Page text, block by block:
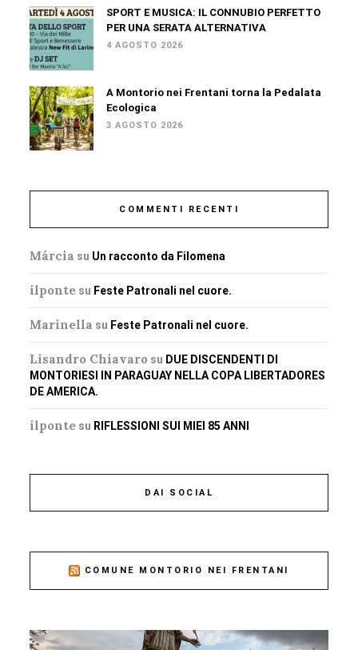
SPORT E MUSICA: IL CONNUBIO PERFETTO
PER UNA SERATA ALTERNATIVA
4 AGOSTO 2026
A Montorio nei Frentani torna la Pedalata
Ecologica
3 AGOSTO 2026
COMMENTI RECENTI
Márcia su Un racconto da Filomena
ilponte su Feste Patronali nel cuore.
Marinella su Feste Patronali nel cuore.
Lisandro Chiavaro su DUE DISCENDENTI DI
MONTORIESI IN PARAGUAY NELLA COPA LIBERTADORES
DE AMERICA.
ilponte su RIFLESSIONI SUI MIEI 85 ANNI
DAI SOCIAL
COMUNE MONTORIO NEI FRENTANI